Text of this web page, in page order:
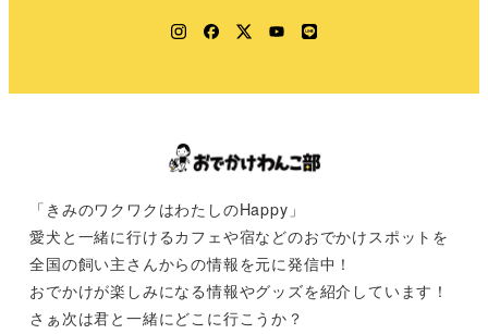
Instagram
Facebook
TwitterYouTube
LINE
「きみのワクワクはわたしのHappy」
愛犬と一緒に行けるカフェや宿などのおでかけスポットを
全国の飼い主さんからの情報を元に発信中！
おでかけが楽しみになる情報やグッズを紹介しています！
さぁ次は君と一緒にどこに行こうか？